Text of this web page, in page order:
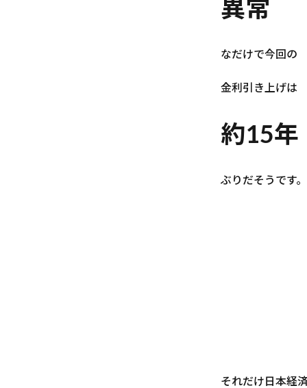
異常
なだけで今回の
金利引き上げは
約15年
ぶりだそうです。
それだけ日本経